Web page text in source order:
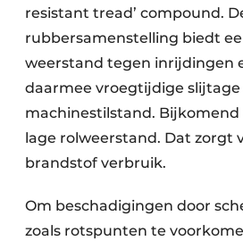
resistant tread’ compound.
rubbersamenstelling biedt
weerstand tegen inrijdingen
daarmee vroegtijdige slijtage
machinestilstand. Bijkomend
lage rolweerstand. Dat zorgt
brandstof verbruik.
Om beschadigingen door
zoals rotspunten te